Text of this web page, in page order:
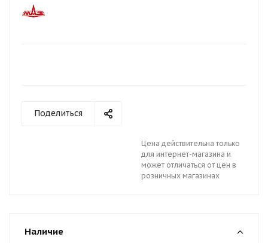
Поделиться
Цена действительна только
для интернет-магазина и
может отличаться от цен в
розничных магазинах
Наличие